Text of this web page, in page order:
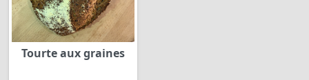
Tourte aux graines